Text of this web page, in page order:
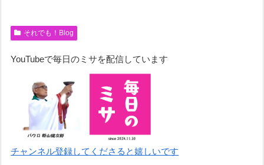
それでも！Blog
YouTubeで毎日のミサを配信しています
チャンネル登録してくださると嬉しいです